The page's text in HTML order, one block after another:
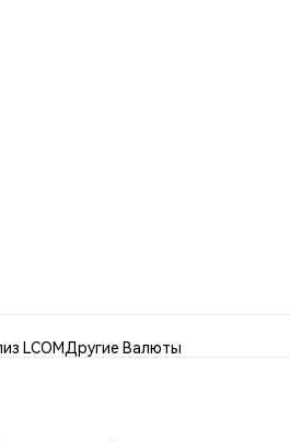
LCOMДругие Валюты